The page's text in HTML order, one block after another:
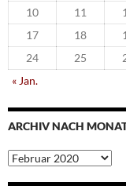
10
11
17
18
24
25
« Jan.
ARCHIV NACH
Archiv
nach
Monaten